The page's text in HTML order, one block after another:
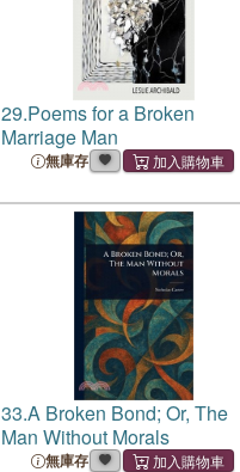
29.Poems for a Broken
Marriage Man
無庫存
33.A Broken Bond; Or, The
Man Without Morals
無庫存